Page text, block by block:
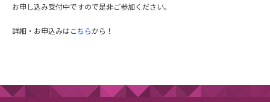
お申し込み受付中ですので是非ご参加ください。
詳細・お申込みはこちらから！